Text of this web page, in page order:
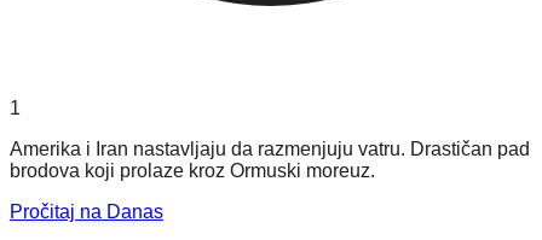
1
Amerika i Iran nastavljaju da razmenjuju vatru. Drastičan pad
brodova koji prolaze kroz Ormuski moreuz.
Pročitaj na Danas